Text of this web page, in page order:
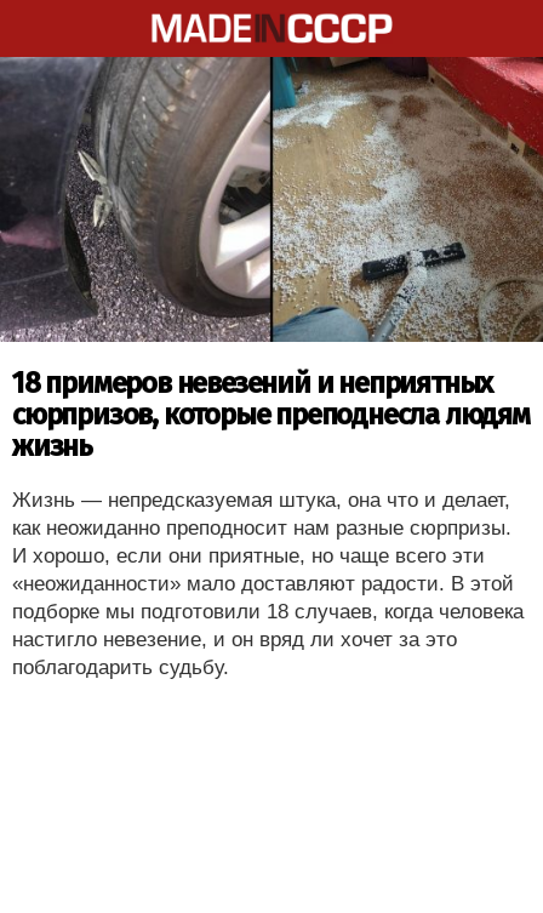
18 примеров невезений и неприятных
сюрпризов, которые преподнесла людям
жизнь
Жизнь — непредсказуемая штука, она что и делает,
как неожиданно преподносит нам разные сюрпризы.
И хорошо, если они приятные, но чаще всего эти
«неожиданности» мало доставляют радости. В этой
подборке мы подготовили 18 случаев, когда человека
настигло невезение, и он вряд ли хочет за это
поблагодарить судьбу.